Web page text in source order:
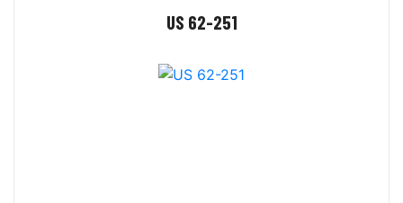
US 62-251